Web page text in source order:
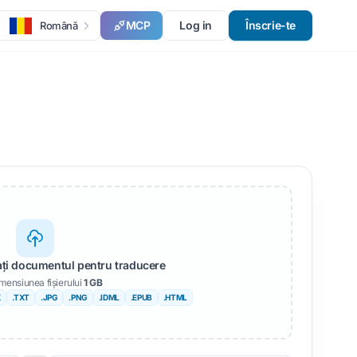
Română MCP Log in Înscrie-te
documentul pentru traducere
fișierului1 GB
.TXT .JPG .PNG .IDML .EPUB .HTML